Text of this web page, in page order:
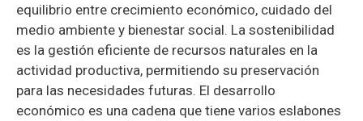
equilibrio entre crecimiento económico, cuidado del
medio ambiente y bienestar social. La sostenibilidad
es la gestión eficiente de recursos naturales en la
actividad productiva, permitiendo su preservación
para las necesidades futuras. El desarrollo
económico es una cadena que tiene varios eslabones